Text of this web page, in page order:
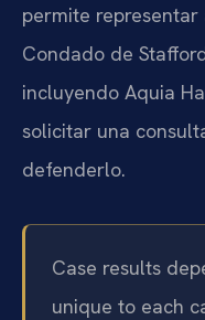
permite
Condado de
incluyendo Aquia
solicitar una
defenderlo.
Case results
unique to each